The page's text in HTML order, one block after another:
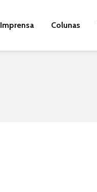
Imprensa Colunas